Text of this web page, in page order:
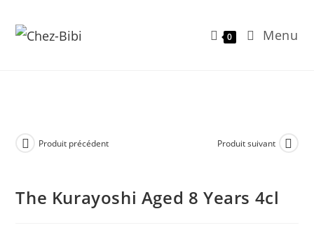
content
0 Menu
Produit précédent Produit suivant
The Kurayoshi Aged 8 Years 4cl